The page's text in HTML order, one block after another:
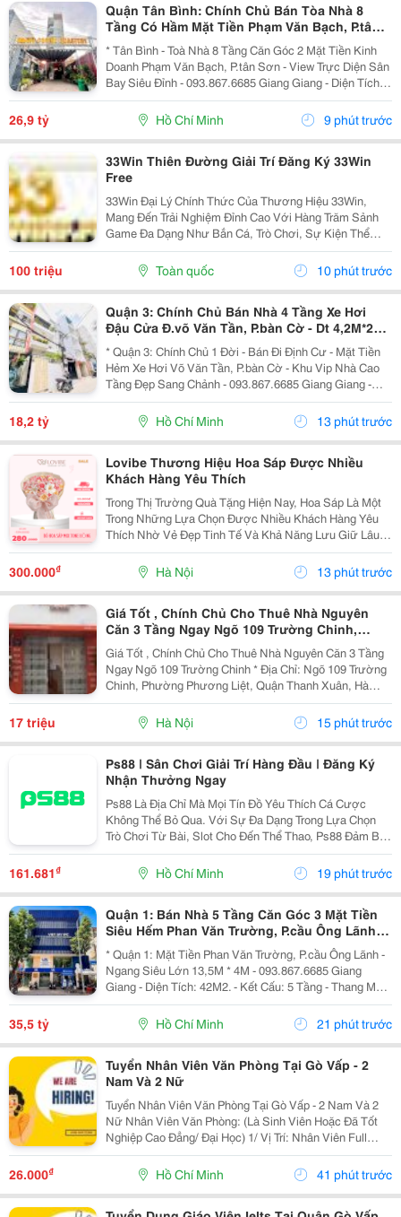
Quận Tân Bình: Chính Chủ Bán Tòa Nhà 8
Tầng Có Hầm Mặt Tiền Phạm Văn Bạch, P.tân
Sơn- View Trực Diện Ngắm Máy Bay Đỉnh- Dt
* Tân Bình - Toà Nhà 8 Tầng Căn Góc 2 Mặt Tiền Kinh
Doanh Phạm Văn Bạch, P.tân Sơn - View Trực Diện Sân
Bay Siêu Đỉnh - 093.867.6685 Giang Giang - Diện Tích:
88,4M2 - Ngang 7,5M * 21M. - Kết Cấu: 1 Hầm - 1 Lửng -
6 Tầng - Sân Thượng - Thang Máy...
26,9 tỷ Hồ Chí Minh 9 phút trước
33Win Thiên Đường Giải Trí Đăng Ký 33Win
Free
33Win Đại Lý Chính Thức Của Thương Hiệu 33Win,
Mang Đến Trải Nghiệm Đỉnh Cao Với Hàng Trăm Sảnh
Game Đa Dạng Như Bắn Cá, Trò Chơi, Sự Kiện Thể
Thao, Xổ Số, Game Bài Và Hơn Thế Nữa. Người Chơi
Còn Nhận Được Nhiều Ưu Đãi Hấp Dẫn Và Phần
Thưởng Giá Trị....
100 triệu Toàn quốc 10 phút trước
Quận 3: Chính Chủ Bán Nhà 4 Tầng Xe Hơi
Đậu Cửa Đ.võ Văn Tần, P.bàn Cờ - Dt 4,2M*22M
Sh Vuông Đẹp - Giá Chào Tốt Chỉ 18,2T-
* Quận 3: Chính Chủ 1 Đời - Bán Đi Định Cư - Mặt Tiền
Hẻm Xe Hơi Võ Văn Tần, P.bàn Cờ - Khu Vip Nhà Cao
Tầng Đẹp Sang Chảnh - 093.867.6685 Giang Giang -
Diện Tích: 82M2 - Ngang 3,8M Nở Hậu 4,2M * 22M. -
Kết Cấu: 4 Tầng - Sân Thượng - 4Pn - 5Wc. -...
18,2 tỷ Hồ Chí Minh 13 phút trước
Lovibe Thương Hiệu Hoa Sáp Được Nhiều
Khách Hàng Yêu Thích
Trong Thị Trường Quà Tặng Hiện Nay, Hoa Sáp Là Một
Trong Những Lựa Chọn Được Nhiều Khách Hàng Yêu
Thích Nhờ Vẻ Đẹp Tinh Tế Và Khả Năng Lưu Giữ Lâu
Dài. Trong Số Những Thương Hiệu Nổi Bật, Lovibe
Đang Dần Trở Thành Cái Tên Được Nhiều Người Lựa
Chọn...
300.000₫ Hà Nội 13 phút trước
Giá Tốt , Chính Chủ Cho Thuê Nhà Nguyên
Căn 3 Tầng Ngay Ngõ 109 Trường Chinh,
Thanh Xuân, Hà Nội
Giá Tốt , Chính Chủ Cho Thuê Nhà Nguyên Căn 3 Tầng
Ngay Ngõ 109 Trường Chinh * Địa Chỉ: Ngõ 109 Trường
Chinh, Phường Phương Liệt, Quận Thanh Xuân, Hà
Nội. - Nhà Nằm Tại Vị Trí Đẹp, Đường Ô Tô Tránh,
Thuận Tiện Vừa Ở Vừa Kinh Doanh Hoặc Làm Văn...
17 triệu Hà Nội 15 phút trước
Ps88 | Sân Chơi Giải Trí Hàng Đầu | Đăng Ký
Nhận Thưởng Ngay
Ps88 Là Địa Chỉ Mà Mọi Tín Đồ Yêu Thích Cá Cược
Không Thể Bỏ Qua. Với Sự Đa Dạng Trong Lựa Chọn
Trò Chơi Từ Bài, Slot Cho Đến Thể Thao, Ps88 Đảm Bảo
Mang Đến Những Giây Phút Thư Giãn Đầy Thú Vị Cho
Người Chơi. Chúng Tôi Cam Kết Cung Cấp Dịch Vụ
Chăm...
161.681₫ Hồ Chí Minh 19 phút trước
Quận 1: Bán Nhà 5 Tầng Căn Góc 3 Mặt Tiền
Siêu Hếm Phan Văn Trường, P.cầu Ông Lãnh-
Dt 13M*4M- Chính Chủ Chào Giá Tốt
* Quận 1: Mặt Tiền Phan Văn Trường, P.cầu Ông Lãnh -
Ngang Siêu Lớn 13,5M * 4M - 093.867.6685 Giang
Giang - Diện Tích: 42M2. - Kết Cấu: 5 Tầng - Thang Máy
- Từ Lầu 2 Xây Vươn Ban Công Ra Rộng 4,5M - Các
Tầng Đều Thiết Kế Làm Vp Cty. - Đang Sẵn...
35,5 tỷ Hồ Chí Minh 21 phút trước
Tuyển Nhân Viên Văn Phòng Tại Gò Vấp - 2
Nam Và 2 Nữ
Tuyển Nhân Viên Văn Phòng Tại Gò Vấp - 2 Nam Và 2
Nữ Nhân Viên Văn Phòng: (Là Sinh Viên Hoặc Đã Tốt
Nghiệp Cao Đẳng/ Đại Học) 1/ Vị Trí: Nhân Viên Full
Time (2 Nam 2 Nữ) Ca Làm: 13:00 Đến 21:00 (1 Tháng
Được Nghỉ Phép 1 Ngày, Và Hưởng Các Ngày...
26.000₫ Hồ Chí Minh 41 phút trước